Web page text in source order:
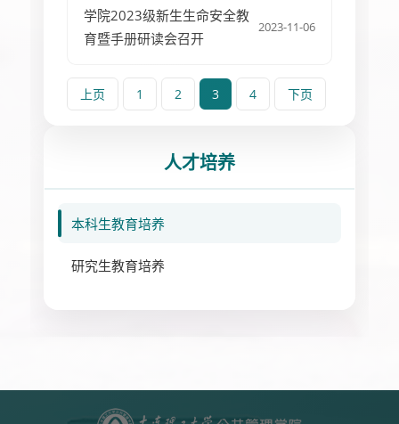
人才培养
本科生教育培养
研究生教育培养
学院2023级新生生命安全教
育暨手册研读会召开
2023-11-06
上页 1 2 3 4 下页